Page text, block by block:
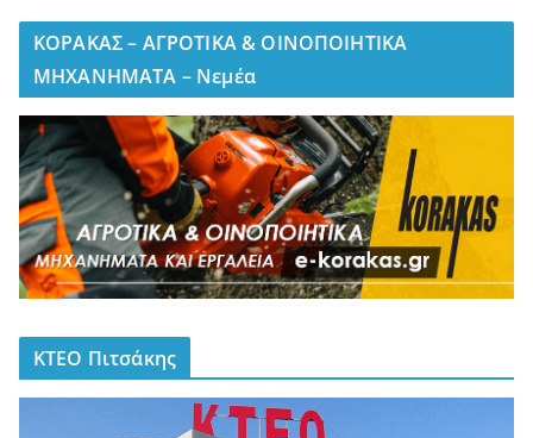
ΚΟΡΑΚΑΣ – ΑΓΡΟΤΙΚΑ & ΟΙΝΟΠΟΙΗΤΙΚΑ
ΜΗΧΑΝΗΜΑΤΑ – Νεμέα
ΚΤΕΟ Πιτσάκης